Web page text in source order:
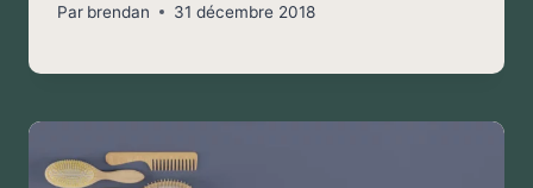
Par brendan 31 décembre 2018